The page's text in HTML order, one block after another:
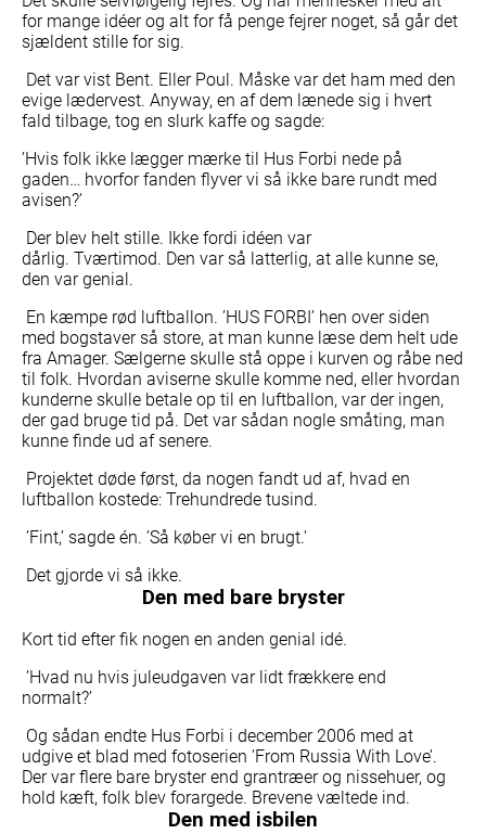
for mange idéer og alt for få penge fejrer noget, så går det
sjældent stille for sig.
Det var vist Bent. Eller Poul. Måske var det ham med den
evige lædervest. Anyway, en af dem lænede sig i hvert
fald tilbage, tog en slurk kaffe og sagde:
’Hvis folk ikke lægger mærke til Hus Forbi nede på
gaden… hvorfor fanden flyver vi så ikke bare rundt med
avisen?’
Der blev helt stille. Ikke fordi idéen var
dårlig. Tværtimod. Den var så latterlig, at alle kunne se,
den var genial.
En kæmpe rød luftballon. ’HUS FORBI’ hen over siden
med bogstaver så store, at man kunne læse dem helt ude
fra Amager. Sælgerne skulle stå oppe i kurven og råbe ned
til folk. Hvordan aviserne skulle komme ned, eller hvordan
kunderne skulle betale op til en luftballon, var der ingen,
der gad bruge tid på. Det var sådan nogle småting, man
kunne finde ud af senere.
Projektet døde først, da nogen fandt ud af, hvad en
luftballon kostede: Trehundrede tusind.
’Fint,’ sagde én. ’Så køber vi en brugt.’
Det gjorde vi så ikke.
Den med bare bryster
Kort tid efter fik nogen en anden genial idé.
’Hvad nu hvis juleudgaven var lidt frækkere end
normalt?’
Og sådan endte Hus Forbi i december 2006 med at
udgive et blad med fotoserien ’From Russia With Love’.
Der var flere bare bryster end grantræer og nissehuer, og
hold kæft, folk blev forargede. Brevene væltede ind.
Den med isbilen